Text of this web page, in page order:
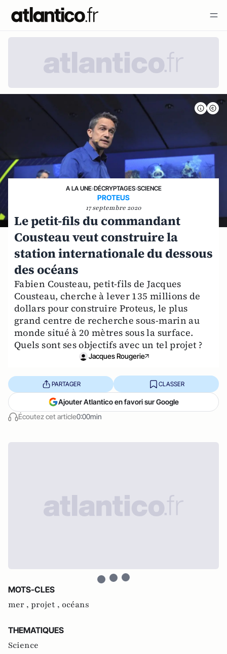
A LA UNE›DÉCRYPTAGES›SCIENCE
PROTEUS
17 septembre 2020
Le petit-fils du commandant
Cousteau veut construire la
station internationale du dessous
des océans
Fabien Cousteau, petit-fils de Jacques
Cousteau, cherche à lever 135 millions de
dollars pour construire Proteus, le plus
grand centre de recherche sous-marin au
monde situé à 20 mètres sous la surface.
Quels sont ses objectifs avec un tel projet ?
Jacques Rougerie
Écoutez cet article0:00min
PARTAGER CLASSER
Ajouter Atlantico en favori sur Google
MOTS-CLES
mer , projet , océans
THEMATIQUES
Science